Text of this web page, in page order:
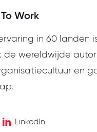
LinkedIn
Work
in 60 landen
de wereldwijde
en